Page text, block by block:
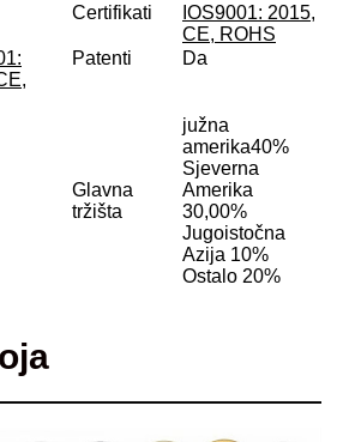
Certifikati
IOS9001: 2015,
CE, ROHS
Patenti Da
Glavna
tržišta
južna
amerika40%
Sjeverna
Amerika
30,00%
Jugoistočna
Azija 10%
Ostalo 20%